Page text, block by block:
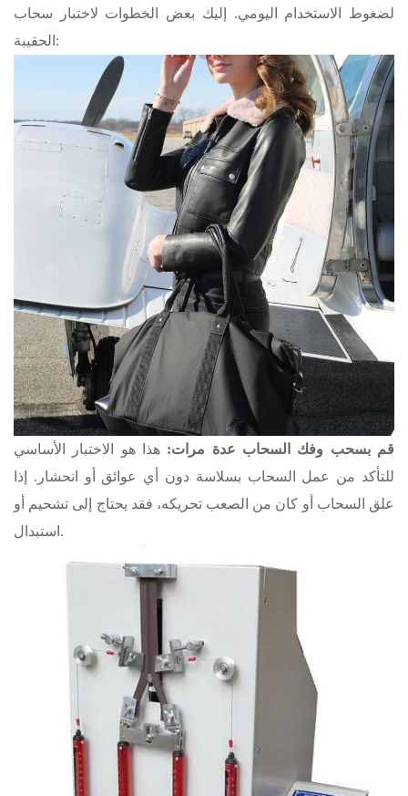
لضغوط الاستخدام اليومي. إليك بعض الخطوات لاختبار سحاب
الحقيبة:
قم بسحب وفك السحاب عدة مرات: هذا هو الاختبار الأساسي
للتأكد من عمل السحاب بسلاسة دون أي عوائق أو انحشار. إذا
علق السحاب أو كان من الصعب تحريكه، فقد يحتاج إلى تشحيم أو
استبدال.